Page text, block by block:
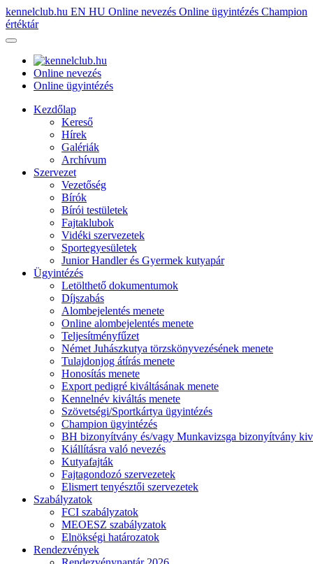
kennelclub.hu EN HU Online nevezés Online ügyintézés Champion
értéktár
Online nevezés
Online ügyintézés
Kezdőlap
Kereső
Hírek
Galériák
Archívum
Szervezet
Vezetőség
Bírók
Bírói testületek
Fajtaklubok
Vidéki szervezetek
Sportegyesületek
Junior Handler és Gyermek kutyapár
Ügyintézés
Letölthető dokumentumok
Díjszabás
Alombejelentés menete
Online alombejelentés menete
Teljesítményfűzet
Német Juhászkutya törzskönyvezésének menete
Tulajdonjog átírás menete
Honosítás menete
Export pedigré kiváltásának menete
Kennelnév kiváltás menete
Szövetségi/Sportkártya ügyintézés
Champion ügyintézés
BH bizonyítvány és/vagy Munkavizsga bizonyítvány
Kiállításra való nevezés
Kutyafajták
Fajtagondozó szervezetek
Elismert tenyésztői szervezetek
Szabályzatok
FCI szabályzatok
MEOESZ szabályzatok
Elnökségi határozatok
Rendezvények